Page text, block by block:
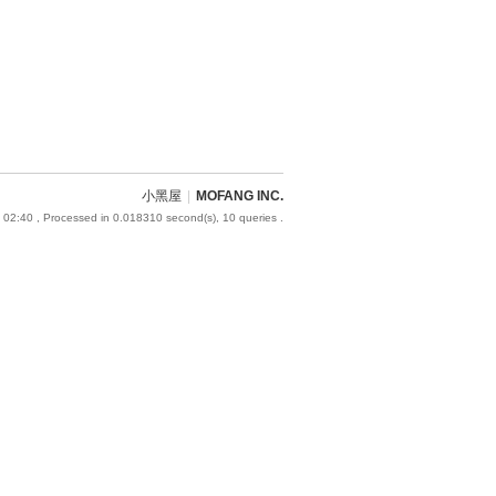
小黑屋 MOFANG INC.
02:40 , Processed in 0.018310 second(s), 10 queries .